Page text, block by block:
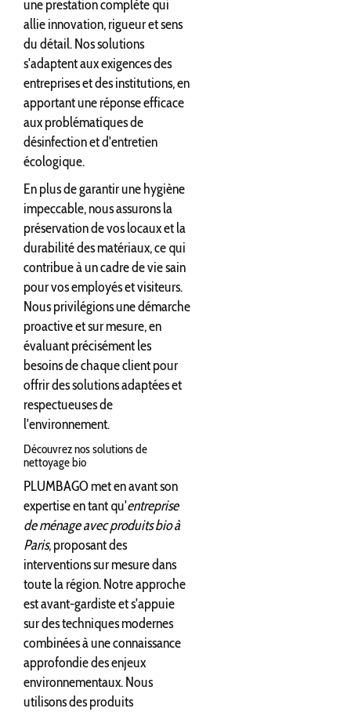
une prestation complète qui
allie innovation, rigueur et sens
du détail. Nos solutions
s'adaptent aux exigences des
entreprises et des institutions, en
apportant une réponse efficace
aux problématiques de
désinfection et d'entretien
écologique.
En plus de garantir une hygiène
impeccable, nous assurons la
préservation de vos locaux et la
durabilité des matériaux, ce qui
contribue à un cadre de vie sain
pour vos employés et visiteurs.
Nous privilégions une démarche
proactive et sur mesure, en
évaluant précisément les
besoins de chaque client pour
offrir des solutions adaptées et
respectueuses de
l'environnement.
Découvrez nos solutions de
nettoyage bio
PLUMBAGO met en avant son
expertise en tant qu'entreprise
de ménage avec produits bio à
Paris, proposant des
interventions sur mesure dans
toute la région. Notre approche
est avant-gardiste et s'appuie
sur des techniques modernes
combinées à une connaissance
approfondie des enjeux
environnementaux. Nous
utilisons des produits